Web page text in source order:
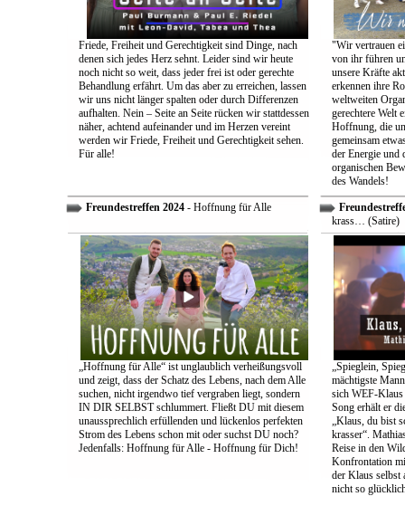
Friede, Freiheit und Gerechtigkeit sind Dinge, nach
denen sich jedes Herz sehnt. Leider sind wir heute
noch nicht so weit, dass jeder frei ist oder gerechte
Behandlung erfährt. Um das aber zu erreichen, lassen
wir uns nicht länger spalten oder durch Differenzen
aufhalten. Nein – Seite an Seite rücken wir stattdessen
näher, achtend aufeinander und im Herzen vereint
werden wir Friede, Freiheit und Gerechtigkeit sehen.
Für alle!
"Wir vertrauen
von ihr führen
unsere Kräfte
erkennen ihre
weltweiten
gerechtere Welt
Hoffnung, die
gemeinsam
der Energie und
organischen
des Wandels!
Freundestreffen 2024- Hoffnung für Alle
„Hoffnung für Alle“ ist unglaublich verheißungsvoll
und zeigt, dass der Schatz des Lebens, nach dem Alle
suchen, nicht irgendwo tief vergraben liegt, sondern
IN DIR SELBST schlummert. Fließt DU mit diesem
unaussprechlich erfüllenden und lückenlos perfekten
Strom des Lebens schon mit oder suchst DU noch?
Jedenfalls: Hoffnung für Alle - Hoffnung für Dich!
krass… (Satire)
„Spieglein,
mächtigste
sich WEF-Klaus
Song erhält er
„Klaus, du bist
krasser“.
Reise in den
Konfrontation
der Klaus
nicht so